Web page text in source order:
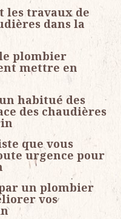
les travaux de
dans la
plombier
mettre en
habitué des
des chaudières
que vous
urgence pour
un plombier
vos